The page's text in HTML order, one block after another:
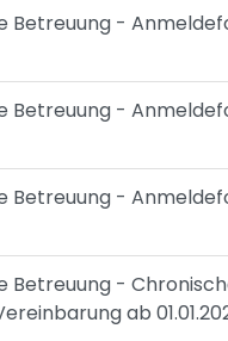
Betreuung -
Betreuung -
Betreuung -
Betreuung -
ab